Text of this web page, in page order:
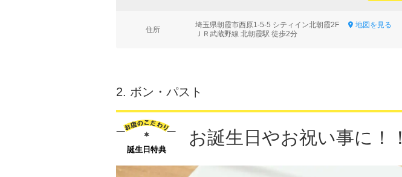
住所
埼玉県朝霞市西原1-5-5 シティイン北朝霞2F
地図を見る
ＪＲ武蔵野線 北朝霞駅 徒歩2分
2. ボン・パスト
誕生日特典
お誕生日やお祝い事に！！